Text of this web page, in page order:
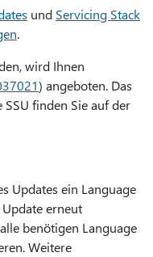
und Servicing Stack
.
wird Ihnen
) angeboten. Das
finden Sie auf der
Updates ein Language
Update erneut
benötigen Language
Weitere